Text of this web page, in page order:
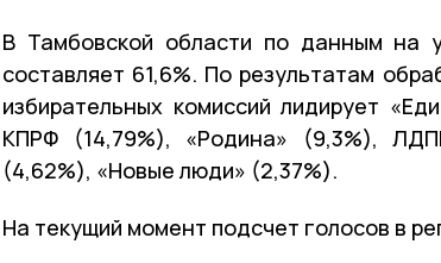
В Тамбовской области по данным на
составляет 61,6%. По результатам
избирательных комиссий лидирует
КПРФ (14,79%), «Родина» (9,3%),
(4,62%), «Новые люди» (2,37%).
На текущий момент подсчет голосов в